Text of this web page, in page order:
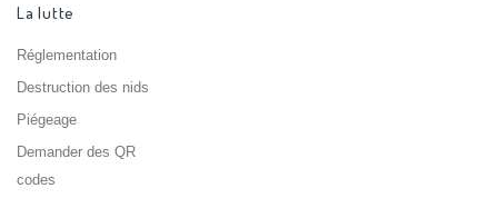
La lutte
Réglementation
Destruction des nids
Piégeage
Demander des QR
codes